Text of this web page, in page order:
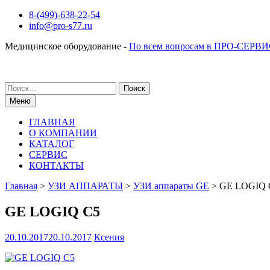
Перейти8-(499)-638-22-54
info@pro-s77.ru
Медицинское оборудование - По всем вопросам в ПРО-
Поиск
по:Меню
ГЛАВНАЯ
О КОМПАНИИ
КАТАЛОГ
СЕРВИС
КОНТАКТЫ
Главная > УЗИ АППАРАТЫ > УЗИ аппараты GE > GE LOGIQ
GE LOGIQ C5
20.10.201720.10.2017 Ксения